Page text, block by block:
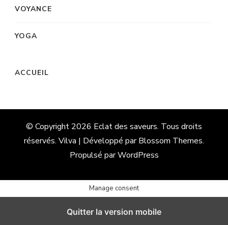
VOYANCE
YOGA
ACCUEIL
© Copyright 2026 Eclat des saveurs. Tous droits
réservés. Vilva | Développé parBlossom Themes.
Propulsé parWordPress
Manage consent
Quitter la version mobile